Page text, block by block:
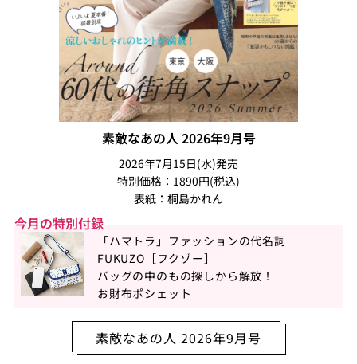
素敵なあの人 2026年9月号
2026年7月15日(水)発売
特別価格：1890円(税込)
表紙：桐島かれん
今月の特別付録
「ハマトラ」ファッションの代名詞
FUKUZO［フクゾー］
バッグの中のもの探しから解放！
お財布ポシェット
素敵なあの人 2026年9月号